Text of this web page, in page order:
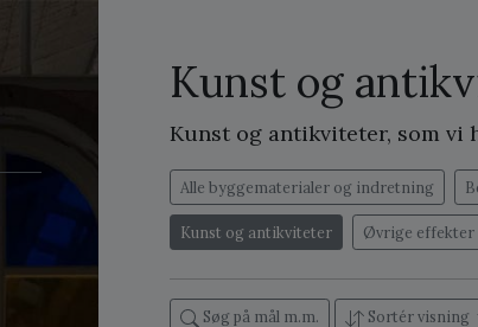
Kunst og
Kunst og antikviteter, som vi
Alle byggematerialer og indretning
Kunst og antikviteter Øvrige effekter
Søg på mål m.m. Sortér visning